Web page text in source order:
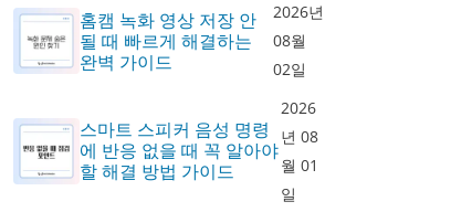
홈캠 녹화 영상 저장 안
될 때 빠르게 해결하는
완벽 가이드
2026년
08월
02일
스마트 스피커 음성 명령
에 반응 없을 때 꼭 알아야
할 해결 방법 가이드
2026
년 08
월 01
일